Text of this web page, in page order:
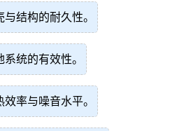
结构的耐久性。
统的有效性。
率与噪音水平。